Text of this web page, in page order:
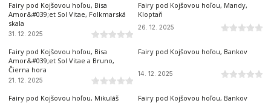
Fairy pod Kojšovou hoľou, Bisa
Amor&#039;et Sol Vitae, Folkmarská
skala
31. 12. 2025
Fairy pod Kojšovou hoľou, Mandy,
Kloptaň
26. 12. 2025
Fairy pod Kojšovou hoľou, Bisa
Amor&#039;et Sol Vitae a Bruno,
Čierna hora
21. 12. 2025
Fairy pod Kojšovou hoľou, Bankov
14. 12. 2025
Fairy pod Kojšovou hoľou, Mikuláš Fairy pod Kojšovou hoľou, Bankov